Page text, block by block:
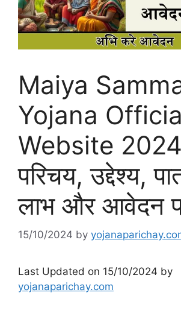
Maiya
Yojana
Website 2024
परिचय, उद्देश्य,
लाभ और आवेदन
15/10/2024 by
Last Updated on 15/10/2024 by
yojanaparichay.com